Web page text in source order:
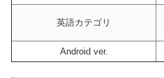
英語カテゴリ
Android ver.